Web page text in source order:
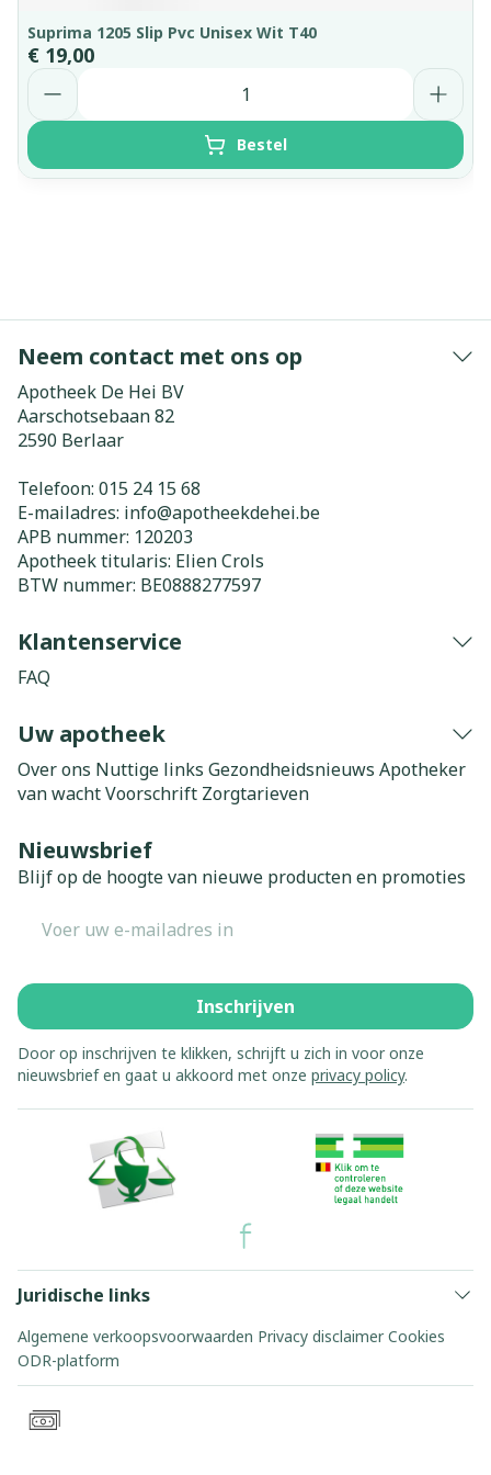
Suprima 1205 Slip Pvc Unisex Wit T40
€ 19,00
Aantal
Bestel
Neem contact met ons op
Apotheek De Hei BV
Aarschotsebaan 82
2590 Berlaar
Telefoon: 015 24 15 68
E-mailadres: info@apotheekdehei.be
APB nummer: 120203
Apotheek titularis: Elien Crols
BTW nummer: BE0888277597
Klantenservice
FAQ
Uw apotheek
Over ons Nuttige links Gezondheidsnieuws Apotheker
van wachtVoorschrift Zorgtarieven
Nieuwsbrief
Blijf op de hoogte van nieuwe producten en promoties
Inschrijven
Door op inschrijven te klikken, schrijft u zich in voor onze
nieuwsbrief en gaat u akkoord met onze privacy policy.
Juridische links
Algemene verkoopsvoorwaarden Privacy disclaimer Cookies
ODR-platform